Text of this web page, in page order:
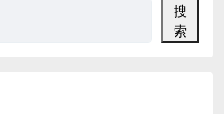
搜
索